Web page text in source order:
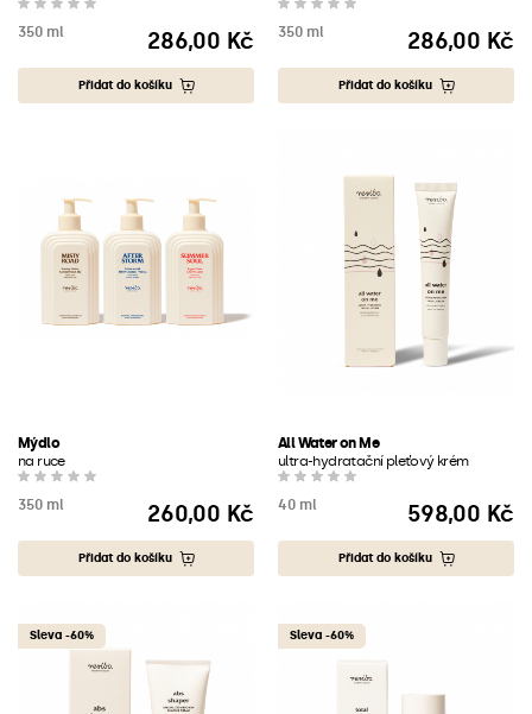
350 ml
Cena
286,00 Kč
Přidat do košíku
350 ml
Cena
286,00 Kč
Přidat do košíku
Mýdlo
na ruce
350 ml
Cena
260,00 Kč
Přidat do košíku
All Water on Me
ultra-hydratační pleťový krém
40 ml
Cena
598,00 Kč
Přidat do košíku
Sleva -60% Sleva -60%